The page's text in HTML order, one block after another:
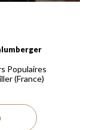
100% récoltants
Populaires
(France)